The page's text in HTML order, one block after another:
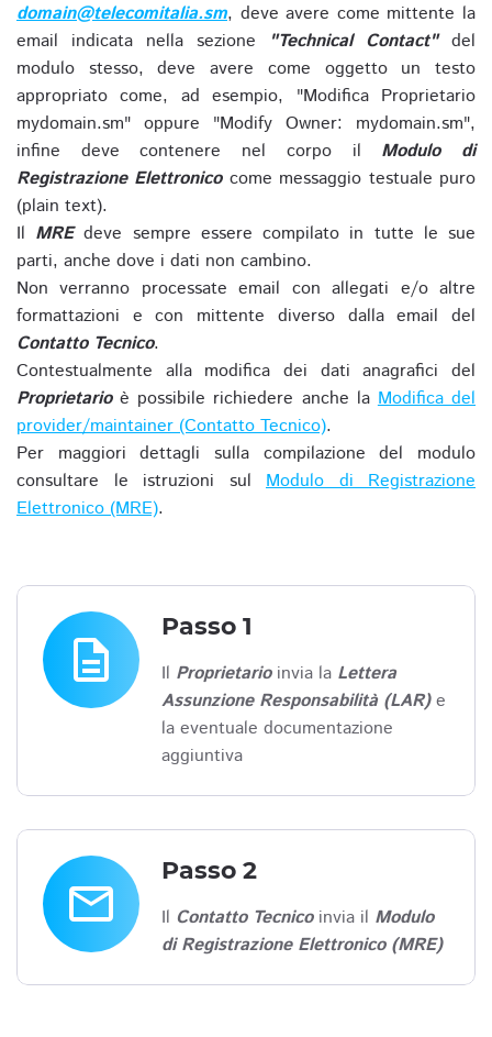
domain@telecomitalia.sm, deve avere come mittente la
email indicata nella sezione
"Technical Contact"del
modulo stesso, deve avere come oggetto un testo
appropriato come, ad esempio, "Modifica Proprietario
mydomain.sm" oppure "Modify Owner: mydomain.sm",
infine deve contenere nel corpo il Modulo di
Registrazione Elettronicocome messaggio testuale puro
(plain text).
Il MREdeve sempre essere compilato in tutte le sue
parti, anche dove i dati non cambino.
Non verranno processate email con allegati e/o altre
formattazioni e con mittente diverso dalla email del
Contatto Tecnico.
Contestualmente alla modifica dei dati anagrafici del
Proprietarioè possibile richiedere anche laModifica del
provider/maintainer (Contatto Tecnico).
Per maggiori dettagli sulla compilazione del modulo
consultare le istruzioni sul Modulo di Registrazione
Elettronico (MRE).
description
Passo 1
Il Proprietarioinvia la Lettera
Assunzione Responsabilità (LAR)e
la eventuale documentazione
aggiuntiva
email
Passo 2
Il Contatto Tecnicoinvia il Modulo
di Registrazione Elettronico (MRE)